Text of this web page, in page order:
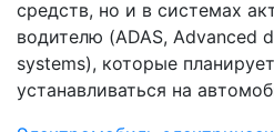
средств, но и в системах
водителю (ADAS, Advanced
systems), которые
устанавливаться на